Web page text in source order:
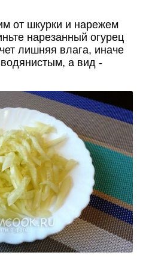
от шкурки и нарежем
нарезанный огурец
лишняя влага, иначе
а вид -